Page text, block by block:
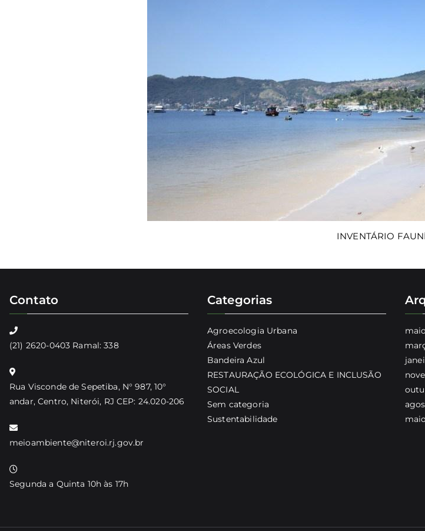
INVENTÁRIO
Contato
(21) 2620-0403 Ramal: 338
Rua Visconde de Sepetiba, N° 987, 10°
andar, Centro, Niterói, RJ CEP: 24.020-206
meioambiente@niteroi.rj.gov.br
Segunda a Quinta 10h às 17h
Categorias
Agroecologia Urbana
Áreas Verdes
Bandeira Azul
RESTAURAÇÃO ECOLÓGICA E INCLUSÃO
SOCIAL
Sem categoria
Sustentabilidade